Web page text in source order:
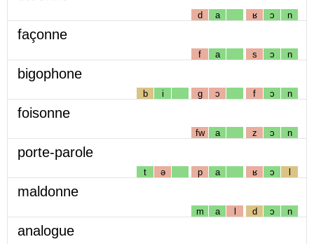
d a ʁ ɔ n
façonne
f a s ɔ n
bigophone
b i g ɔ f ɔ n
foisonne
fw a z ɔ n
porte-parole
t ə p a ʁ ɔ l
maldonne
m a l d ɔ n
analogue